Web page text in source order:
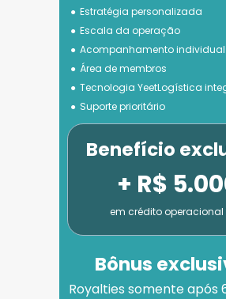
Estratégia personalizada
Escala da operação
Acompanhamento individual
Área de membros
Tecnologia YeetLogística
Suporte prioritário
Bônus
+ R$
em crédito operacional
Benefício
Royalties somente após